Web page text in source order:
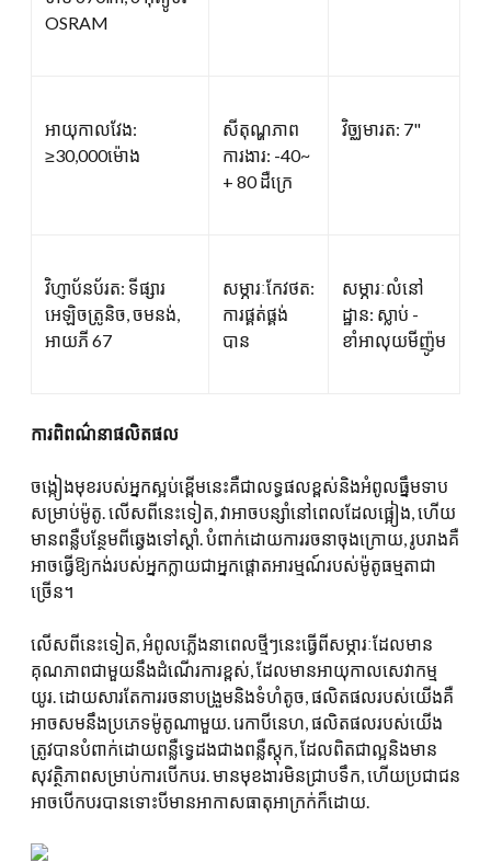
OSRAM
អាយុកាលវែង:
≥30,000ម៉ោង
សីតុណ្ហភាព
ការងារ: -40~
+ 80 ដឺក្រេ
វិច្ឈមារត: 7"
វិហ្ញាប័នប័រត: ទីផ្សារ
អេឡិចត្រូនិច, ចមនង់,
អាយភី 67
សម្ភារៈកែវថត:
ការផ្គត់ផ្គង់
បាន
សម្ភារៈលំនៅ
ដ្ឋាន: ស្លាប់ -
ខាំអាលុយមីញ៉ូម
ការពិពណ៌នាផលិតផល
ចង្កៀងមុខរបស់អ្នកស្អប់ខ្ពើមនេះគឺជាលទ្ធផលខ្ពស់និងអំពូលធ្នឹមទាប
សម្រាប់ម៉ូតូ. លើសពីនេះទៀត, វាអាចបន្សាំនៅពេលដែលផ្អៀង, ហើយ
មានពន្លឺបន្ថែមពីឆ្វេងទៅស្តាំ. បំពាក់ដោយការរចនាចុងក្រោយ, រូបរាងគឺ
អាចធ្វើឱ្យកង់របស់អ្នកក្លាយជាអ្នកផ្តោតអារម្មណ៍របស់ម៉ូតូធម្មតាជា
ច្រើន។
លើសពីនេះទៀត, អំពូលភ្លើងនាពេលថ្មីៗនេះធ្វើពីសម្ភារៈដែលមាន
គុណភាពជាមួយនឹងដំណើរការខ្ពស់, ដែលមានអាយុកាលសេវាកម្ម
យូរ. ដោយសារតែការរចនាបង្រួមនិងទំហំតូច, ផលិតផលរបស់យើងគឺ
អាចសមនឹងប្រភេទម៉ូតូណាមួយ. រេកាបីនេហ, ផលិតផលរបស់យើង
ត្រូវបានបំពាក់ដោយពន្លឺទ្វេដងជាងពន្លឺស្តុក, ដែលពិតជាល្អនិងមាន
សុវត្ថិភាពសម្រាប់ការបើកបរ. មានមុខងារមិនជ្រាបទឹក, ហើយប្រជាជន
អាចបើកបរបានទោះបីមានអាកាសធាតុអាក្រក់ក៏ដោយ.